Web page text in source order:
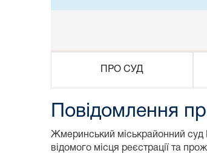
ПРО СУД
Повідомлення
Жмеринський міськрайонний суд
відомого місця реєстрації та